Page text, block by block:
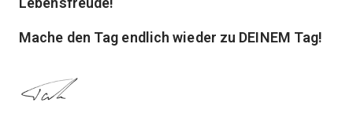
Mache den Tag endlich wieder zu DEINEM Tag!